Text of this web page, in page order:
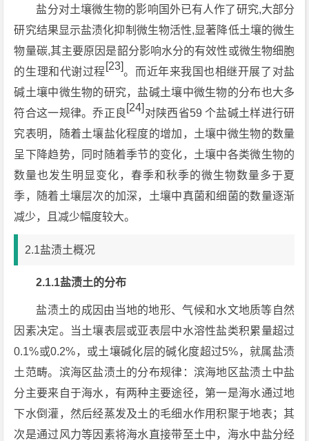
盐分对土壤微生物的影响国外已有人作了研究,大部分
研究结果显示盐渍化抑制微生物活性,显著降低土壤的微生
物量碳,其主要原因是韶分影响水分的有效性或微生物细胞
的生理和代谢过程 [23]。而近年来我国也相继开展了对盐
碱土壤中微生物的研究，盐碱土壤中微生物的分布也大多
符合这一规律。乔正良 [24] 对陕西省59 个盐碱土样进行研
究表明，随着土壤盐化程度的增加，土壤中微生物的数量
呈下降趋势，同时随着季节的变化，土壤中各类微生物的
数量也发生明显变化，春季和秋季的微生物数量多于夏
季，随着土壤层次的加深，土壤中真菌和细菌的数量逐渐
减少，且减少幅度较大。
2.1盐渍土概况
2.1.1盐渍土的分布
盐渍土的成因由当地的地形、气候和水文地质等自然
因素决定。当土壤表层或亚表层中水溶性盐类积累量超过
0.1%或0.2%，或土壤碱化层的碱化度超过5%，就属盐渍
土范畴。滨海区盐渍土的分布规律：滨海地区盐渍土中盐
分主要来自于海水，有两种主要途径，第一是海水通过地
下水倒灌，然后经蒸发及土的毛细水作用积聚于地表；其
次是通过风力等因素将海水直接带至土中，海水中盐分经